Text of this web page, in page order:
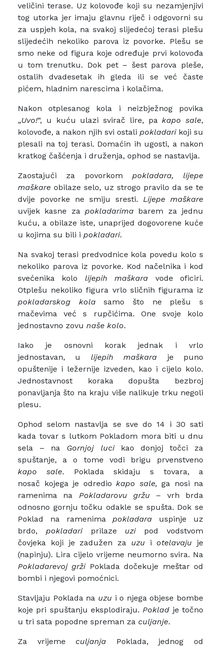
veličini terase. Uz kolovođe koji su nezamjenjivi
tog utorka jer imaju glavnu riječ i odgovorni su
za uspjeh kola, na svakoj slijedećoj terasi plešu
slijedećih nekoliko parova iz povorke. Plešu se
smo neke od figura koje određuje prvi kolovođa
u tom trenutku. Dok pet – šest parova pleše,
ostalih dvadesetak ih gleda ili se već časte
pićem, hladnim narescima i kolačima.
Nakon otplesanog kola i neizbježnog povika
„Uvo!“, u kuću ulazi svirač lire, pakapo sale,
kolovođe, a nakon njih svi ostali pokladarikoji su
plesali na toj terasi. Domaćin ih ugosti, a nakon
kratkog čašćenja i druženja, ophod se nastavlja.
Zaostajući za povorkom pokladara,
lijepe
maškare obilaze selo, uz strogo pravilo da se te
dvije povorke ne smiju sresti. Lijepe maškare
uvijek kasne za pokladarima barem za jednu
kuću, a obilaze iste, unaprijed dogovorene kuće
u kojima su bili i pokladari.
Na svakoj terasi predvodnice kola povedu kolo s
nekoliko parova iz povorke. Kod načelnika i kod
svećenika kolo lijepih maškara vode oficiri.
Otplešu nekoliko figura vrlo sličnih figurama iz
pokladarskog kolasamo što ne plešu s
mačevima već s rupčićima. One svoje kolo
jednostavno zovu naše kolo.
Iako je osnovni korak jednak i vrlo
jednostavan, u lijepih maškara je puno
opuštenije i ležernije izveden, kao i cijelo kolo.
Jednostavnost koraka dopušta bezbroj
ponavljanja što na kraju više nalikuje trku negoli
plesu.
Ophod selom nastavlja se sve do 14 i 30 sati
kada tovar s lutkom Pokladom mora biti u dnu
sela – na Gornjoj lucikao donjoj točci za
spuštanje, a o tome vodi brigu prvenstveno
kapo sale. Poklada skidaju s tovara, a
nosač kojega je odredio kapo sale, ga nosi na
ramenima na Pokladarovu gržu – vrh brda
odnosno gornju točku odakle se spušta. Dok se
Poklad na ramenimapokladara uspinje uz
brdo, pokladariprilaze uzipod vodstvom
čovjeka koji je zadužen za uzu i otelavaju je
(napinju). Lira cijelo vrijeme neumorno svira. Na
Pokladarevoj gržiPoklada dočekuje meštar od
bombi i njegovi pomoćnici.
Stavljaju Poklada na uzu i o njega objese bombe
koje pri spuštanju eksplodiraju.Poklad je točno
u tri sata popodne spreman za culjanje.
Za vrijeme culjanja Poklada, jednog od